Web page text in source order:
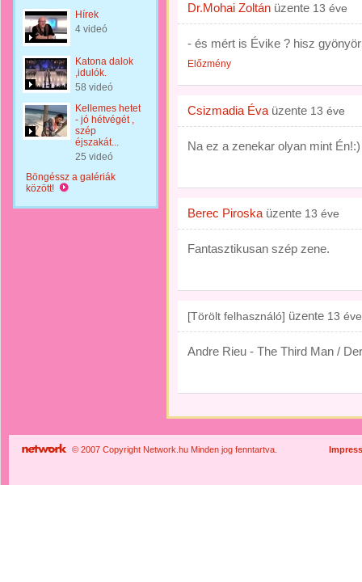
Hírek
4 videó
Katona dalok
,idulók.
58 videó
Kellemes hetet
- jó hétvégét ,
szép
éjszakát...
25 videó
Böngéssz a galériák
között!
Dr.Mohai Zoltán üzente 13 éve
- és mért is Évike ? hisz
Előzmény
Csizmadia Éva üzente 13 éve
Na ez a zenekar olyan mint
Berec Piroska üzente 13 éve
Fantasztikusan szép zene.
[Törölt felhasználó] üzente 13 éve
Andre Rieu - The Third Man /
© 2007 Copyright Network.hu Minden jog fenntartva.